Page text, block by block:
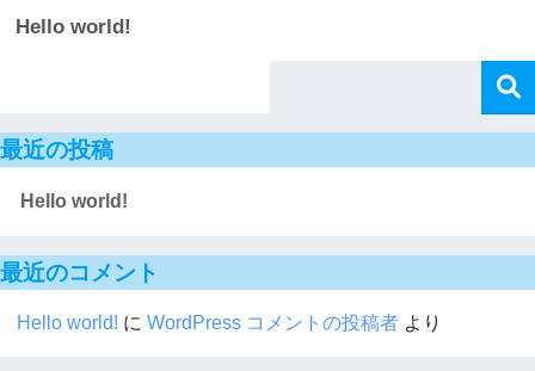
Hello world!
最近の投稿
Hello world!
最近のコメント
Hello world! に WordPress コメントの投稿者 より